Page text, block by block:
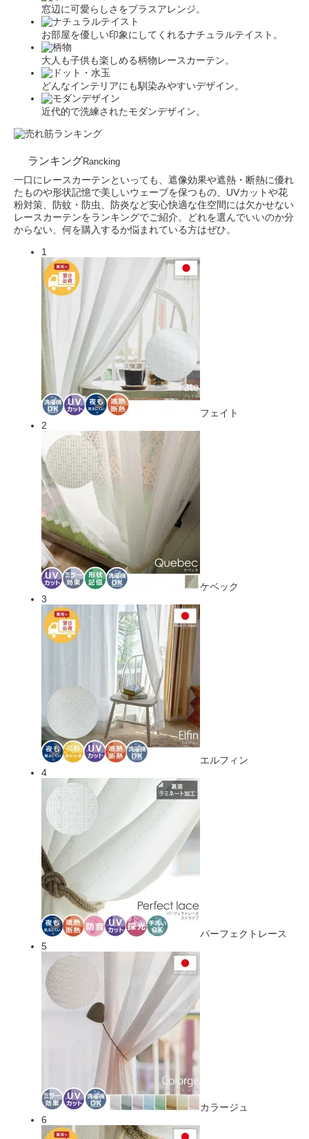
窓辺に可愛らしさをプラスアレンジ。
お部屋を優しい印象にしてくれるナチュラルテイスト。
大人も子供も楽しめる柄物レースカーテン。
どんなインテリアにも馴染みやすいデザイン。
近代的で洗練されたモダンデザイン。
ランキングRancking
一口にレースカーテンといっても、遮像効果や遮熱・断熱に優れ
たものや形状記憶で美しいウェーブを保つもの、UVカットや花
粉対策、防蚊・防虫、防炎など安心快適な住空間には欠かせない
レースカーテンをランキングでご紹介。どれを選んでいいのか分
からない、何を購入するか悩まれている方はぜひ。
1
フェイト
2
ケベック
3
エルフィン
4
パーフェクトレース
5
カラージュ
6